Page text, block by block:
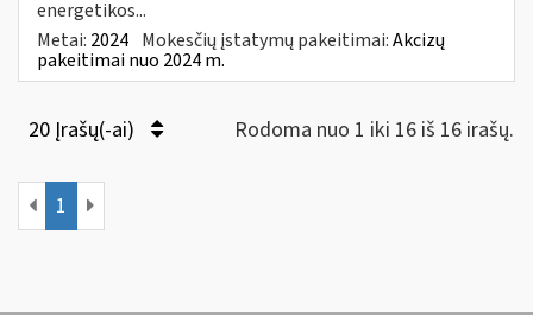
energetikos...
Metai: 2024 Mokesčių įstatymų pakeitimai:Akcizų
pakeitimai nuo 2024 m.
20 Įrašų(-ai) Rodoma nuo 1 iki 16 iš 16 irašų.
1